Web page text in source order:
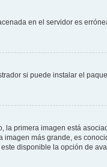
en el servidor es
si puede instalar el
primera imagen está
más grande, es
disponible la opción de